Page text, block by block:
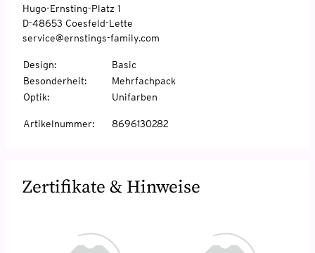
Hugo-Ernsting-Platz 1
D-48653 Coesfeld-Lette
service@ernstings-family.com
Design:
Basic
Besonderheit:
Mehrfachpack
Optik: Unifarben
Artikelnummer: 8696130282
Zertifikate & Hinweise